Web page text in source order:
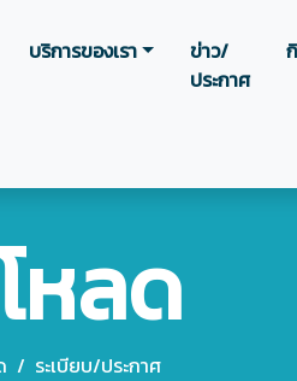
บริการของเรา
ข่าว/
ประกาศ
หลด
/ ระเบียบ/ประกาศ